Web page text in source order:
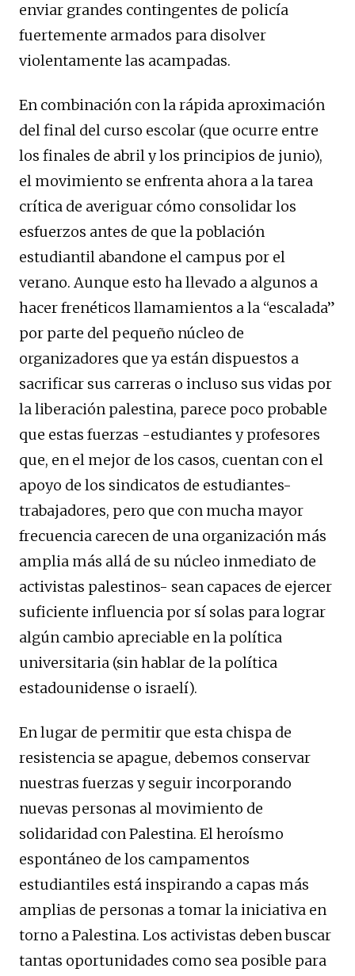
enviar grandes contingentes de policía
fuertemente armados para disolver
violentamente las acampadas.
En combinación con la rápida aproximación
del final del curso escolar (que ocurre entre
los finales de abril y los principios de junio),
el movimiento se enfrenta ahora a la tarea
crítica de averiguar cómo consolidar los
esfuerzos antes de que la población
estudiantil abandone el campus por el
verano. Aunque esto ha llevado a algunos a
hacer frenéticos llamamientos a la “escalada”
por parte del pequeño núcleo de
organizadores que ya están dispuestos a
sacrificar sus carreras o incluso sus vidas por
la liberación palestina, parece poco probable
que estas fuerzas -estudiantes y profesores
que, en el mejor de los casos, cuentan con el
apoyo de los sindicatos de estudiantes-
trabajadores, pero que con mucha mayor
frecuencia carecen de una organización más
amplia más allá de su núcleo inmediato de
activistas palestinos- sean capaces de ejercer
suficiente influencia por sí solas para lograr
algún cambio apreciable en la política
universitaria (sin hablar de la política
estadounidense o israelí).
En lugar de permitir que esta chispa de
resistencia se apague, debemos conservar
nuestras fuerzas y seguir incorporando
nuevas personas al movimiento de
solidaridad con Palestina. El heroísmo
espontáneo de los campamentos
estudiantiles está inspirando a capas más
amplias de personas a tomar la iniciativa en
torno a Palestina. Los activistas deben buscar
tantas oportunidades como sea posible para